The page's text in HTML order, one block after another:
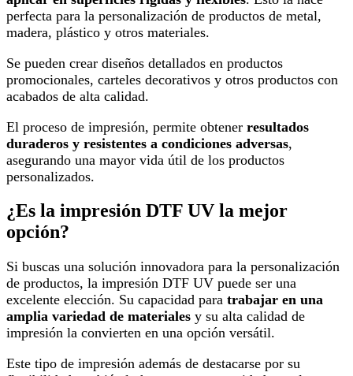
perfecta para la personalización de productos de metal,
madera, plástico y otros materiales.
Se pueden crear diseños detallados en productos
promocionales, carteles decorativos y otros productos con
acabados de alta calidad.
El proceso de impresión, permite obtener resultados
duraderos y resistentes a condiciones adversas,
asegurando una mayor vida útil de los productos
personalizados.
¿Es la impresión DTF UV la mejor
opción?
Si buscas una solución innovadora para la personalización
de productos, la impresión DTF UV puede ser una
excelente elección. Su capacidad para trabajar en una
amplia variedad de materiales y su alta calidad de
impresión la convierten en una opción versátil.
Este tipo de impresión además de destacarse por su